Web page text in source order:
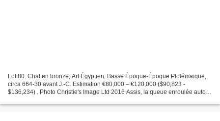
Lot 80. Chat en bronze, Art Égyptien, Basse Époque-Époque Ptolémaïque,
circa 664-30 avant J.-C. Estimation €80,000 – €120,000 ($90,823 -
$136,234) . Photo Christie's Image Ltd 2016 Assis, la queue enroulée autour